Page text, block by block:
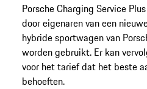
Porsche Charging Service
door eigenaren van een
hybride sportwagen van
worden gebruikt. Er kan
voor het tarief dat het beste
behoeften.